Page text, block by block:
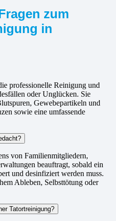
zum
in
professionelle Reinigung und
oder Unglücken. Sie
Gewebepartikeln und
sowie eine umfassende
von Familienmitgliedern,
beauftragt, sobald ein
und desinfiziert werden muss.
Ableben, Selbsttötung oder
Tatortreinigung?